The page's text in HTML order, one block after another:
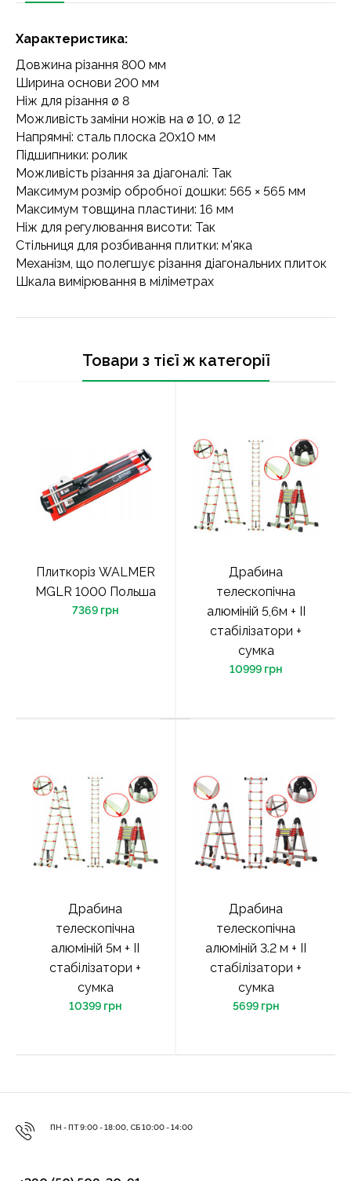
Характеристика:
Довжина різання 800 мм
Ширина основи 200 мм
Ніж для різання ø 8
Можливість заміни ножів на ø 10, ø 12
Напрямні: сталь плоска 20х10 мм
Підшипники: ролик
Можливість різання за діагоналі: Так
Максимум розмір обробної дошки: 565 × 565 мм
Максимум товщина пластини: 16 мм
Ніж для регулювання висоти: Так
Стільниця для розбивання плитки: м'яка
Механізм, що полегшує різання діагональних плиток
Шкала вимірювання в міліметрах
Товари з тієї ж категорії
Плиткоріз WALMER
MGLR 1000 Польша
7369 грн
Драбина
телескопічна
алюміній 5,6м + ІІ
стабілізатори +
сумка
10999 грн
Драбина
телескопічна
алюміній 5м + ІІ
стабілізатори +
сумка
10399 грн
Драбина
телескопічна
алюміній 3.2 м + ІІ
стабілізатори +
сумка
5699 грн
ПН - ПТ 9:00 - 18:00, СБ 10:00 - 14:00